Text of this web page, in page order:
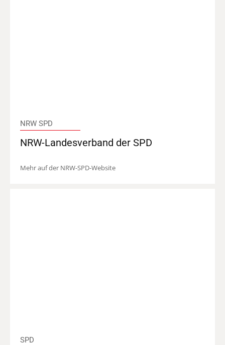
NRW SPD
NRW-Landesverband der SPD
Mehr auf der NRW-SPD-Website
SPD